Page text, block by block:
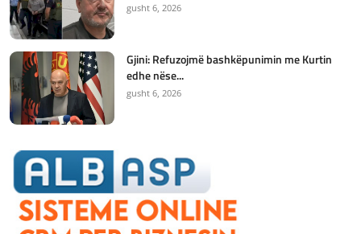
gusht 6, 2026
Gjini: Refuzojmë bashkëpunimin me Kurtin
edhe nëse...
gusht 6, 2026